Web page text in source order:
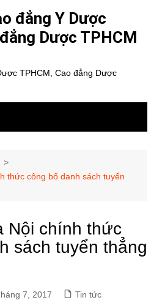
đẳng Y Dược
Dược TPHCM
TPHCM, Cao đẳng Dược
thức công bố danh sách tuyển
Nội chính thức
sách tuyển thẳng
7, 2017 Tin tức